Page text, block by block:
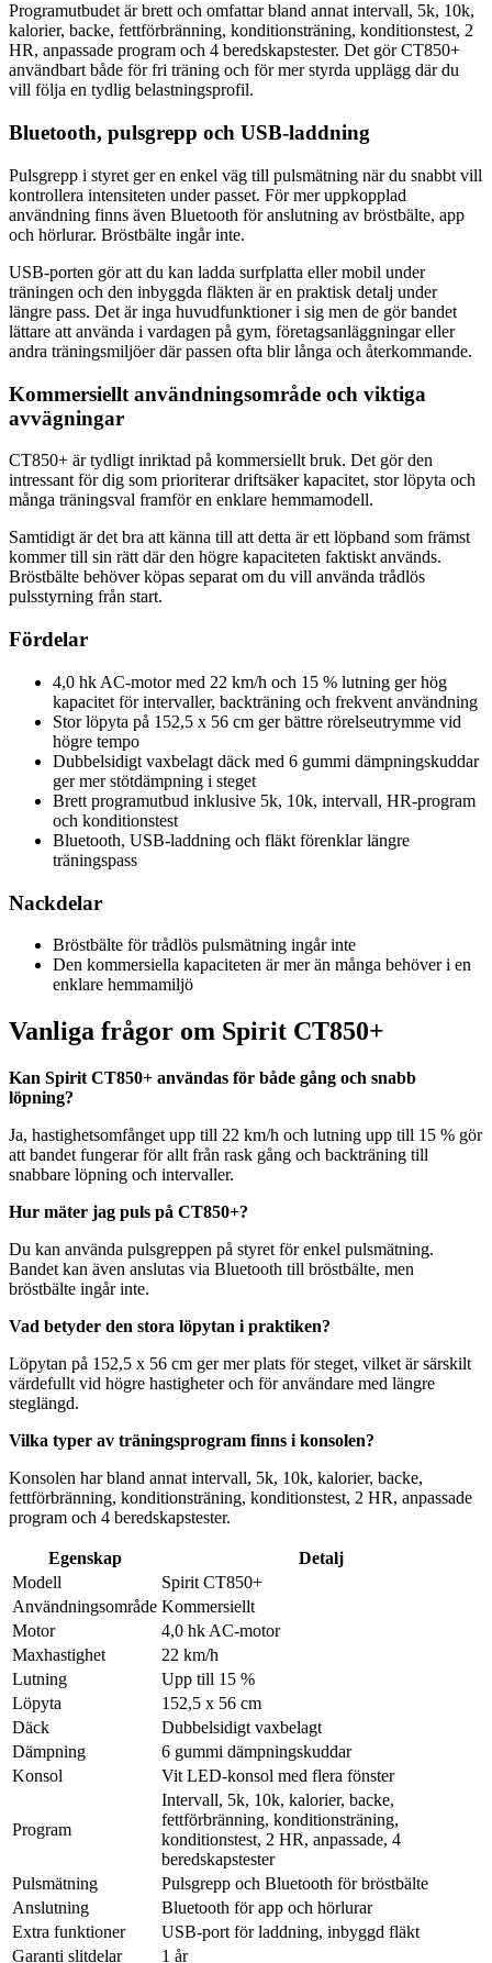
Programutbudet är brett och omfattar bland annat intervall, 5k, 10k,
kalorier, backe, fettförbränning, konditionsträning, konditionstest, 2
HR, anpassade program och 4 beredskapstester. Det gör CT850+
användbart både för fri träning och för mer styrda upplägg där du
vill följa en tydlig belastningsprofil.
Bluetooth, pulsgrepp och USB-laddning
Pulsgrepp i styret ger en enkel väg till pulsmätning när du snabbt vill
kontrollera intensiteten under passet. För mer uppkopplad
användning finns även Bluetooth för anslutning av bröstbälte, app
och hörlurar. Bröstbälte ingår inte.
USB-porten gör att du kan ladda surfplatta eller mobil under
träningen och den inbyggda fläkten är en praktisk detalj under
längre pass. Det är inga huvudfunktioner i sig men de gör bandet
lättare att använda i vardagen på gym, företagsanläggningar eller
andra träningsmiljöer där passen ofta blir långa och återkommande.
Kommersiellt användningsområde och viktiga
avvägningar
CT850+ är tydligt inriktad på kommersiellt bruk. Det gör den
intressant för dig som prioriterar driftsäker kapacitet, stor löpyta och
många träningsval framför en enklare hemmamodell.
Samtidigt är det bra att känna till att detta är ett löpband som främst
kommer till sin rätt där den högre kapaciteten faktiskt används.
Bröstbälte behöver köpas separat om du vill använda trådlös
pulsstyrning från start.
Fördelar
4,0 hk AC-motor med 22 km/h och 15 % lutning ger hög
kapacitet för intervaller, backträning och frekvent användning
Stor löpyta på 152,5 x 56 cm ger bättre rörelseutrymme vid
högre tempo
Dubbelsidigt vaxbelagt däck med 6 gummi dämpningskuddar
ger mer stötdämpning i steget
Brett programutbud inklusive 5k, 10k, intervall, HR-program
och konditionstest
Bluetooth, USB-laddning och fläkt förenklar längre
träningspass
Nackdelar
Bröstbälte för trådlös pulsmätning ingår inte
Den kommersiella kapaciteten är mer än många behöver i en
enklare hemmamiljö
Vanliga frågor om Spirit CT850+
Kan Spirit CT850+ användas för både gång och snabb
löpning?
Ja, hastighetsomfånget upp till 22 km/h och lutning upp till 15 % gör
att bandet fungerar för allt från rask gång och backträning till
snabbare löpning och intervaller.
Hur mäter jag puls på CT850+?
Du kan använda pulsgreppen på styret för enkel pulsmätning.
Bandet kan även anslutas via Bluetooth till bröstbälte, men
bröstbälte ingår inte.
Vad betyder den stora löpytan i praktiken?
Löpytan på 152,5 x 56 cm ger mer plats för steget, vilket är särskilt
värdefullt vid högre hastigheter och för användare med längre
steglängd.
Vilka typer av träningsprogram finns i konsolen?
Konsolen har bland annat intervall, 5k, 10k, kalorier, backe,
fettförbränning, konditionsträning, konditionstest, 2 HR, anpassade
program och 4 beredskapstester.
Egenskap
Detalj
Modell
Spirit CT850+
Användningsområde Kommersiellt
Motor
4,0 hk AC-motor
Maxhastighet
22 km/h
Lutning
Upp till 15 %
Löpyta
152,5 x 56 cm
Däck
Dubbelsidigt vaxbelagt
Dämpning
6 gummi dämpningskuddar
Konsol
Vit LED-konsol med flera fönster
Program
Intervall, 5k, 10k, kalorier, backe,
fettförbränning, konditionsträning,
konditionstest, 2 HR, anpassade, 4
beredskapstester
Pulsmätning
Pulsgrepp och Bluetooth för bröstbälte
Anslutning
Bluetooth för app och hörlurar
Extra funktioner
USB-port för laddning, inbyggd fläkt
Garanti slitdelar
1 år